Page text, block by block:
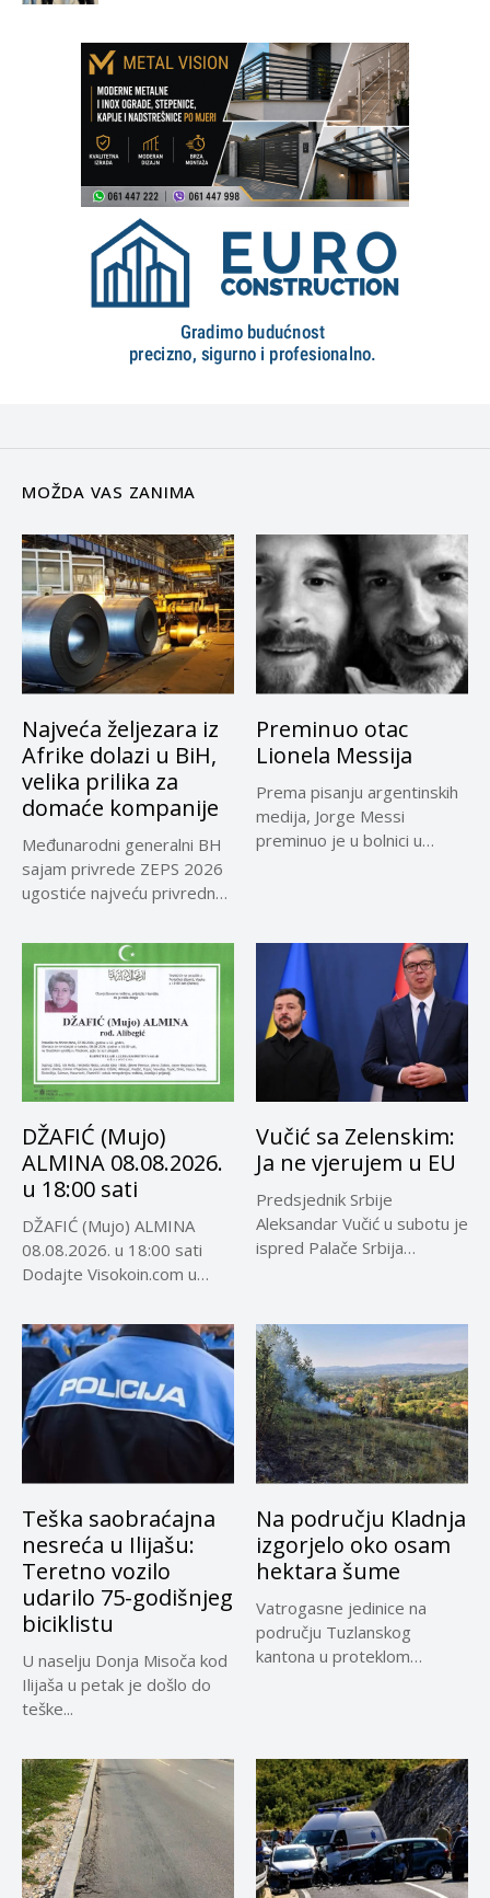
MOŽDA VAS ZANIMA
Najveća željezara iz
Afrike dolazi u BiH,
velika prilika za
domaće kompanije
Međunarodni generalni BH
sajam privrede ZEPS 2026
ugostiće najveću privrednu
Preminuo otac
Lionela Messija
Prema pisanju argentinskih
medija, Jorge Messi
preminuo je u bolnici u
DŽAFIĆ (Mujo)
ALMINA 08.08.2026.
u 18:00 sati
DŽAFIĆ (Mujo) ALMINA
08.08.2026. u 18:00 sati
Dodajte Visokoin.com u
Vučić sa Zelenskim:
Ja ne vjerujem u EU
Predsjednik Srbije
Aleksandar Vučić u subotu je
ispred Palače Srbija
Teška saobraćajna
nesreća u Ilijašu:
Teretno vozilo
udarilo 75-godišnjeg
biciklistu
U naselju Donja Misoča kod
Ilijaša u petak je došlo do
teške...
Na području Kladnja
izgorjelo oko osam
hektara šume
Vatrogasne jedinice na
području Tuzlanskog
kantona u proteklom